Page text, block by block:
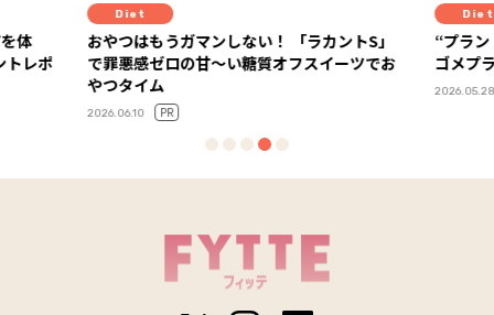
体
Diet
おやつはもうガマンしない！ 「ラカントS」
で罪悪感ゼロの甘～い糖質オフスイーツでお
やつタイム
2026.06.10 PR
Diet
“プラ
ゴメプ